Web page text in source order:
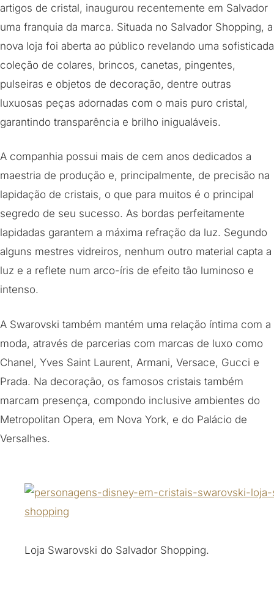
artigos de cristal, inaugurou recentemente em Salvador
uma franquia da marca. Situada no Salvador Shopping, a
nova loja foi aberta ao público revelando uma sofisticada
coleção de colares, brincos, canetas, pingentes,
pulseiras e objetos de decoração, dentre outras
luxuosas peças adornadas com o mais puro cristal,
garantindo transparência e brilho inigualáveis.
A companhia possui mais de cem anos dedicados a
maestria de produção e, principalmente, de precisão na
lapidação de cristais, o que para muitos é o principal
segredo de seu sucesso. As bordas perfeitamente
lapidadas garantem a máxima refração da luz. Segundo
alguns mestres vidreiros, nenhum outro material capta a
luz e a reflete num arco-íris de efeito tão luminoso e
intenso.
A Swarovski também mantém uma relação íntima com a
moda, através de parcerias com marcas de luxo como
Chanel, Yves Saint Laurent, Armani, Versace, Gucci e
Prada. Na decoração, os famosos cristais também
marcam presença, compondo inclusive ambientes do
Metropolitan Opera, em Nova York, e do Palácio de
Versalhes.
Loja Swarovski do Salvador Shopping.